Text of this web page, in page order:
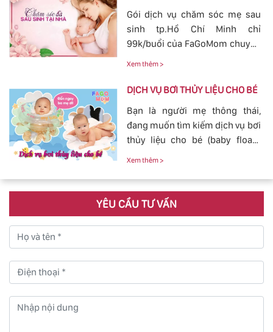
FaGoMom cung cấp tới các mẹ
không cần phải lo nghĩ về
chuyện massage và tắm cho
con yêu của mình.
Gói dịch vụ chăm sóc mẹ sau
sinh tp.Hồ Chí Minh chỉ
99k/buổi của FaGoMom chuyên
yên tâm cho mẹ và bé.
Xem thêm >
DỊCH VỤ BƠI THỦY LIỆU CHO BÉ
Bạn là người mẹ thông thái,
đang muốn tìm kiếm dịch vụ bơi
thủy liệu cho bé (baby fload)
Xem thêm >
YÊU CẦU TƯ VẤN